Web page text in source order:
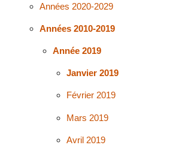
Années 2020-2029
Années 2010-2019
Année 2019
Janvier 2019
Février 2019
Mars 2019
Avril 2019